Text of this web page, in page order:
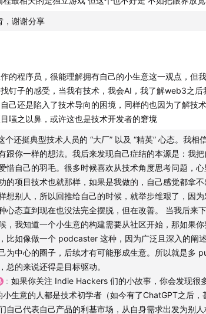
怎么样，普通人有没有去日本的途径
最大的区别是什么
大的不确定性
一个属于自己的小生意
做到低成本创业的
minimalist entrepreneur
后再选择做硬地骇客
金远见公司的主打产品，自1992年面世以来，已
备的学习工具之一，被广泛应用于中小学教育。
、百科、语文学习、数学学习、英语学习等，为
，谢谢分享
的程序员，很能理解拥有自己的小生意这一观点，但
钉子的感受，当我有技术，我会AI，我了解web3之后
己还是陷入了技术导向的困境，同样的也因为了解技
嗤之以鼻，或许这也是技术开发者的窘境
个还挺典型技术人员的 “大厂” 以及 “精英” 心态。我相
跟你一样的想法。我后来发现自己症结的本源是：我
惜自己的羽毛。很多时候喜欢从技术角度思考问题，
的项目技术也就那样，如果是我做的，自己感觉都拿
想别人，所以回推给自己的时候，就举步维艰了，因
心态直到现在也没法完全摆脱，但在改善。 当我后来
，我知道一个小生意的构建需要从社区开始，那如果
比如像做一个 podcaster 这种，因为广泛且深入的阐
为中心的圈子，后续才有可能形成生意。所以就是多
总的来说还得是目标驱动。
: 如果你关注 Indie Hackers 们的小故事，你会发现很
生意的人都是技术初学者（如今有了ChatGPT之后，
自己代表自己产品的利基市场，从自身需求出发为别人